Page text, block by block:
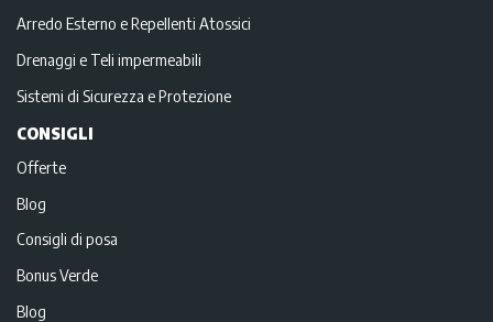
Arredo Esterno e Repellenti Atossici
Drenaggi e Teli impermeabili
Sistemi di Sicurezza e Protezione
CONSIGLI
Offerte
Blog
Consigli di posa
Bonus Verde
Blog